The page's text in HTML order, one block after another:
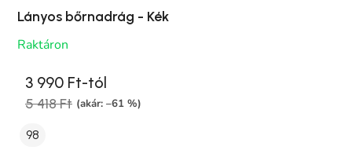
Lányos bőrnadrág - Kék
Raktáron
3 990 Ft-tól
5 418 Ft (akár: –61 %)
98